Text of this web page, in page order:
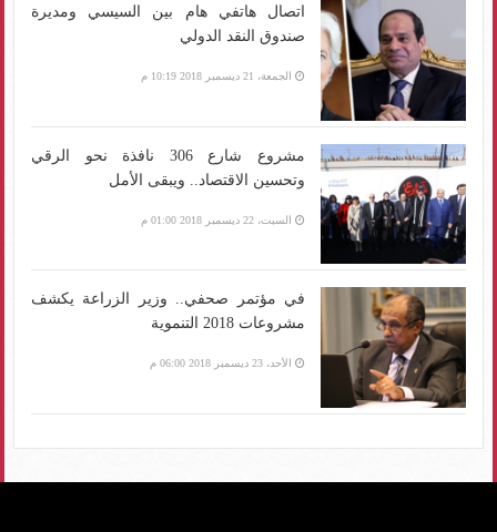
اتصال هاتفي هام بين السيسي ومديرة
صندوق النقد الدولي
الجمعة، 21 ديسمبر 2018 10:19 م
مشروع شارع 306 نافذة نحو الرقي
وتحسين الاقتصاد.. ويبقى الأمل
السبت، 22 ديسمبر 2018 01:00 م
في مؤتمر صحفي.. وزير الزراعة يكشف
مشروعات 2018 التنموية
الأحد، 23 ديسمبر 2018 06:00 م